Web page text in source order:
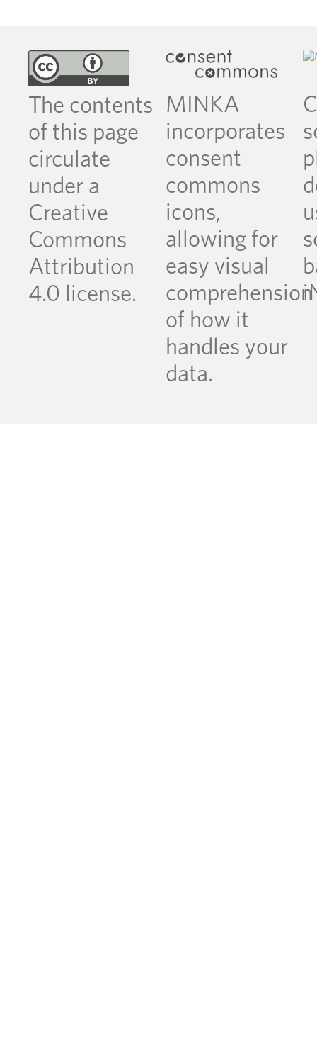
The contents
of this page
circulate
under a
Creative
Commons
Attribution
4.0 license.
MINKA
incorporates
consent
commons
icons,
allowing for
easy visual
comprehension
of how it
handles your
data.